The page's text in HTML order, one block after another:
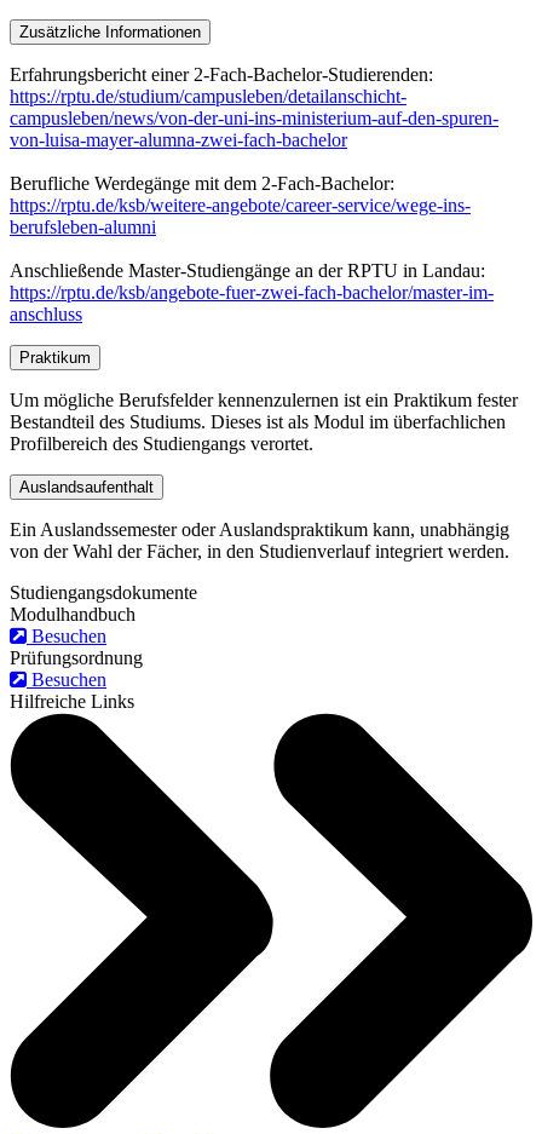
Zusätzliche Informationen
Erfahrungsbericht einer 2-Fach-Bachelor-Studierenden:
https://rptu.de/studium/campusleben/detailanschicht-
campusleben/news/von-der-uni-ins-ministerium-auf-den-spuren-
von-luisa-mayer-alumna-zwei-fach-bachelor
Berufliche Werdegänge mit dem 2-Fach-Bachelor:
https://rptu.de/ksb/weitere-angebote/career-service/wege-ins-
berufsleben-alumni
Anschließende Master-Studiengänge an der RPTU in Landau:
https://rptu.de/ksb/angebote-fuer-zwei-fach-bachelor/master-im-
anschluss
Praktikum
Um mögliche Berufsfelder kennenzulernen ist ein Praktikum fester
Bestandteil des Studiums. Dieses ist als Modul im überfachlichen
Profilbereich des Studiengangs verortet.
Auslandsaufenthalt
Ein Auslandssemester oder Auslandspraktikum kann, unabhängig
von der Wahl der Fächer, in den Studienverlauf integriert werden.
Studiengangsdokumente
Modulhandbuch
Besuchen
Prüfungsordnung
Besuchen
Hilfreiche Links